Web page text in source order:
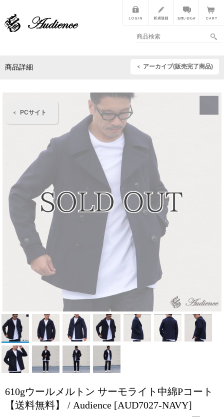
PCサイト
商品詳細 アーカイブ(販売完了商品)
610gウールメルトン サーモライト中綿Pコート
【送料無料】 / Audience [AUD7027-NAVY]